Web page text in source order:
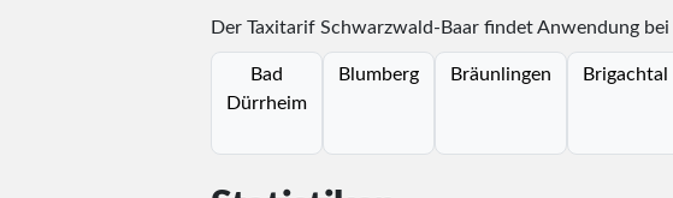
Der Taxitarif Schwarzwald-Baar findet Anwendung
Bad
Dürrheim
Blumberg Bräunlingen Brigachtal